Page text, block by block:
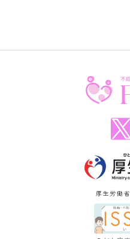
厚生労働